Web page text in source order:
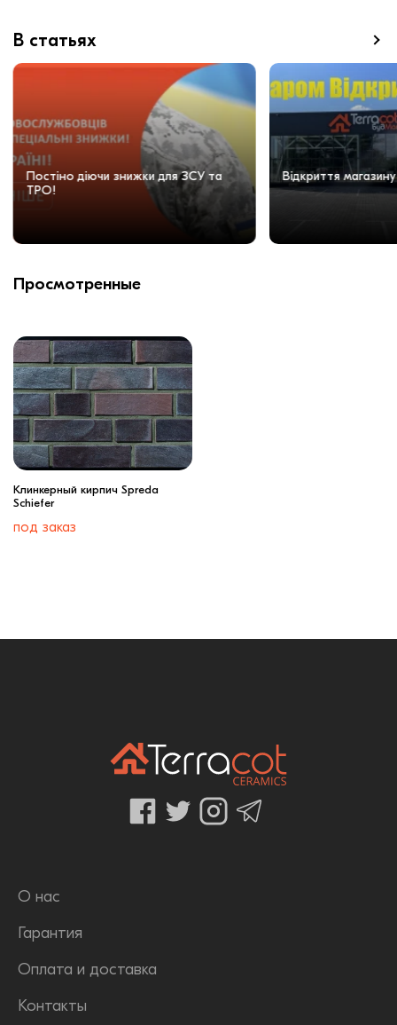
В статьях
Постіно діючи знижки для ЗСУ та
ТРО!
Відкриття магазину
Просмотренные
Клинкерный кирпич Spreda
Schiefer
под заказ
О нас
Гарантия
Оплата и доставка
Контакты